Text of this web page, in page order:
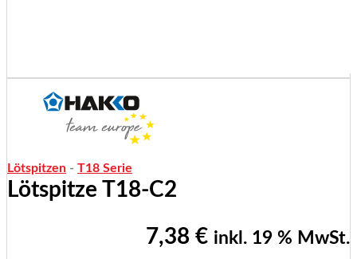
Lötspitzen - T18 Serie
Lötspitze T18-C2
7,38 € inkl. 19 % MwSt.